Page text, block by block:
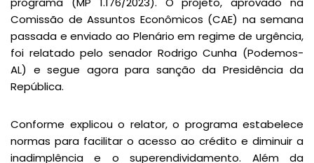
Comissão de Assuntos Econômicos (CAE) na semana
passada e enviado ao Plenário em regime de urgência,
foi relatado pelo senador Rodrigo Cunha (Podemos-
AL) e segue agora para sanção da Presidência da
República.
Conforme explicou o relator, o programa estabelece
normas para facilitar o acesso ao crédito e diminuir a
inadimplência e o superendividamento. Além da